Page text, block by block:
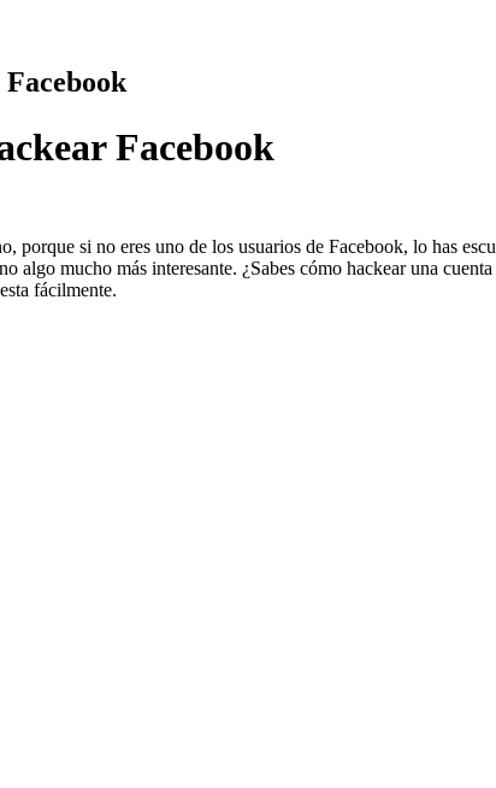
Facebook
porque si no eres uno de los usuarios de Facebook, lo has
algo mucho más interesante. ¿Sabes cómo hackear una
fácilmente.